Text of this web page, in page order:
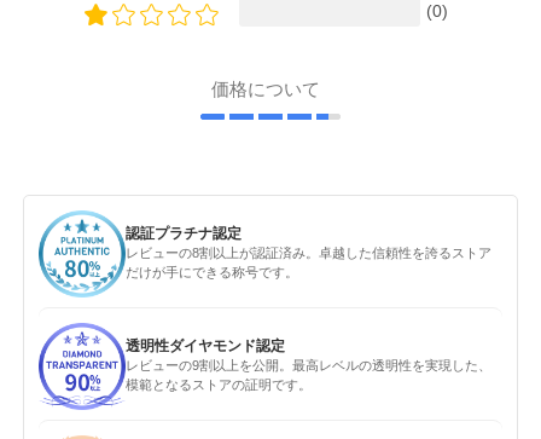
(0)
価格について
認証プラチナ認定
レビューの8割以上が認証済み。卓越した信頼性を誇るストア
だけが手にできる称号です。
透明性ダイヤモンド認定
レビューの9割以上を公開。最高レベルの透明性を実現した、
模範となるストアの証明です。